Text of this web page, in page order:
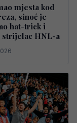
mjesta kod
sinoć je
hat-trick i
HNL-a